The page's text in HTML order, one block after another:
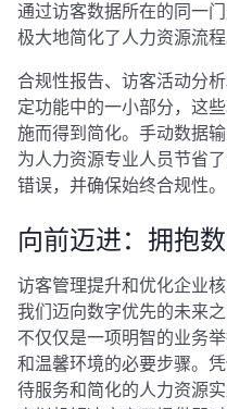
通过访客数据所在的同一
极大地简化了人力资源流程
合规性报告、访客活动分
定功能中的一小部分，这
施而得到简化。手动数据
为人力资源专业人员节省
错误，并确保始终合规性。
向前迈进：拥抱
访客管理提升和优化企业
我们迈向数字优先的未来
不仅仅是一项明智的业务
和温馨环境的必要步骤。
待服务和简化的人力资源